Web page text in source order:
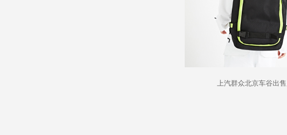
上汽群众北京车谷出